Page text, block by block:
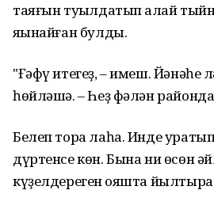
таяғын туҡылдатып ҡалай
яҡынайған булды.
"Ғəфү итегеҙ, – имеш. Йəнəһе
һɵйлəшə. – Һеҙ фəлəн
Белеп тора лаһа. Инде
дүртенсе кɵн. Бына ни ɵсɵн
күҙелдереген ҡояшта